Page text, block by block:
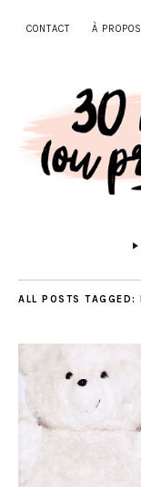
CONTACT À PROPOS
ALL POSTS TAGGED: